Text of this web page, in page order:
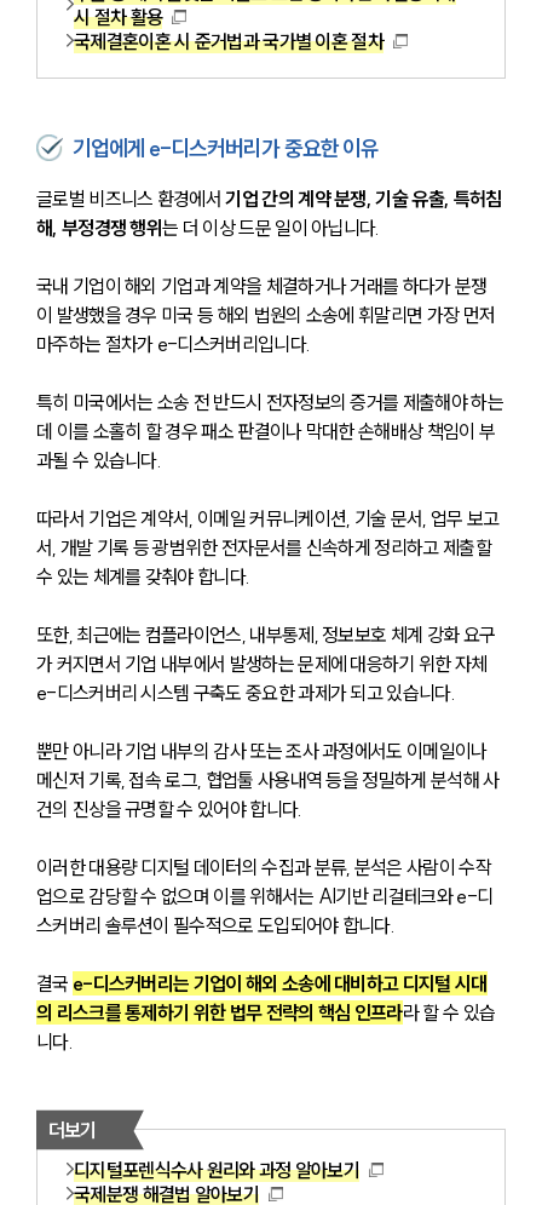
시 절차 활용
국제결혼이혼 시 준거법과 국가별 이혼 절차
기업에게 e-디스커버리가 중요한 이유
글로벌 비즈니스 환경에서 기업 간의 계약 분쟁, 기술 유출, 특허침
해, 부정경쟁 행위는 더 이상 드문 일이 아닙니다.
국내 기업이 해외 기업과 계약을 체결하거나 거래를 하다가 분쟁
이 발생했을 경우 미국 등 해외 법원의 소송에 휘말리면 가장 먼저
마주하는 절차가 e-디스커버리입니다.
특히 미국에서는 소송 전 반드시 전자정보의 증거를 제출해야 하는
데 이를 소홀히 할 경우 패소 판결이나 막대한 손해배상 책임이 부
과될 수 있습니다.
따라서 기업은 계약서, 이메일 커뮤니케이션, 기술 문서, 업무 보고
서, 개발 기록 등 광범위한 전자문서를 신속하게 정리하고 제출할
수 있는 체계를 갖춰야 합니다.
또한, 최근에는 컴플라이언스, 내부통제, 정보보호 체계 강화 요구
가 커지면서 기업 내부에서 발생하는 문제에 대응하기 위한 자체
e-디스커버리 시스템 구축도 중요한 과제가 되고 있습니다.
뿐만 아니라 기업 내부의 감사 또는 조사 과정에서도 이메일이나
메신저 기록, 접속 로그, 협업툴 사용내역 등을 정밀하게 분석해 사
건의 진상을 규명할 수 있어야 합니다.
이러한 대용량 디지털 데이터의 수집과 분류, 분석은 사람이 수작
업으로 감당할 수 없으며 이를 위해서는 AI기반 리걸테크와 e-디
스커버리 솔루션이 필수적으로 도입되어야 합니다.
결국 e-디스커버리는 기업이 해외 소송에 대비하고 디지털 시대
의 리스크를 통제하기 위한 법무 전략의 핵심 인프라라 할 수 있습
니다.
더보기
디지털포렌식수사 원리와 과정 알아보기
국제분쟁 해결법 알아보기